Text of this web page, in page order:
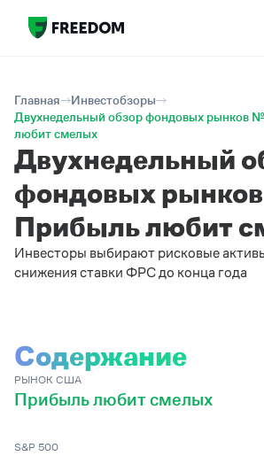
Главная
Инвестобзоры
Двухнедельный обзор фондовых рынков
любит смелых
Двухнедельный
фондовых
Прибыль любит
Инвесторы выбирают рисковые
снижения ставки ФРС до конца года
Содержание
РЫНОК США
Прибыль любит смелых
S&P 500